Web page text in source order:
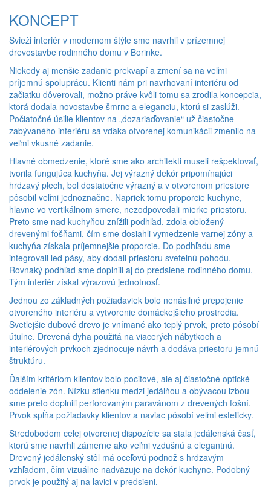
KONCEPT
Svieži interiér v modernom štýle sme navrhli v prízemnej
drevostavbe rodinného domu v Borinke.
Niekedy aj menšie zadanie prekvapí a zmení sa na veľmi
príjemnú spoluprácu. Klienti nám pri navrhovaní interiéru od
začiatku dôverovali, možno práve kvôli tomu sa zrodila koncepcia,
ktorá dodala novostavbe šmrnc a eleganciu, ktorú si zaslúži.
Počiatočné úsilie klientov na „dozariaďovanie“ už čiastočne
zabývaného interiéru sa vďaka otvorenej komunikácii zmenilo na
veľmi vkusné zadanie.
Hlavné obmedzenie, ktoré sme ako architekti museli rešpektovať,
tvorila fungujúca kuchyňa. Jej výrazný dekór pripomínajúci
hrdzavý plech, bol dostatočne výrazný a v otvorenom priestore
pôsobil veľmi jednoznačne. Napriek tomu proporcie kuchyne,
hlavne vo vertikálnom smere, nezodpovedali mierke priestoru.
Preto sme nad kuchyňou znížili podhľad, zdola obložený
drevenými fošňami, čím sme dosiahli vymedzenie varnej zóny a
kuchyňa získala príjemnejšie proporcie. Do podhľadu sme
integrovali led pásy, aby dodali priestoru svetelnú pohodu.
Rovnaký podhľad sme doplnili aj do predsiene rodinného domu.
Tým interiér získal výrazovú jednotnosť.
Jednou zo základných požiadaviek bolo nenásilné prepojenie
otvoreného interiéru a vytvorenie domáckejšieho prostredia.
Svetlejšie dubové drevo je vnímané ako teplý prvok, preto pôsobí
útulne. Drevená dyha použitá na viacerých nábytkoch a
interiérových prvkoch zjednocuje návrh a dodáva priestoru jemnú
štruktúru.
Ďalším kritériom klientov bolo pocitové, ale aj čiastočné optické
oddelenie zón. Nízku stienku medzi jedálňou a obývacou izbou
sme preto doplnili perforovaným paravánom z drevených fošní.
Prvok spĺňa požiadavky klientov a naviac pôsobí veľmi esteticky.
Stredobodom celej otvorenej dispozície sa stala jedálenská časť,
ktorú sme navrhli zámerne ako veľmi vzdušnú a elegantnú.
Drevený jedálenský stôl má oceľovú podnož s hrdzavým
vzhľadom, čím vizuálne nadväzuje na dekór kuchyne. Podobný
prvok je použitý aj na lavici v predsieni.